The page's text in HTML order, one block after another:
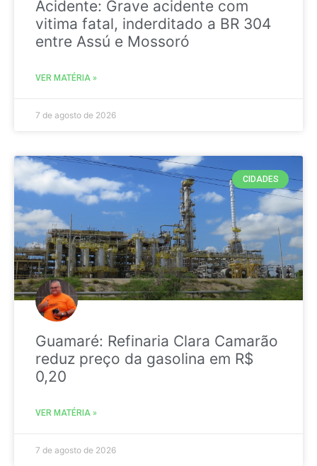
Acidente: Grave acidente com
vitima fatal, inderditado a BR 304
entre Assú e Mossoró
VER MATÉRIA »
7 de agosto de 2026
CIDADES
Guamaré: Refinaria Clara Camarão
reduz preço da gasolina em R$
0,20
VER MATÉRIA »
7 de agosto de 2026